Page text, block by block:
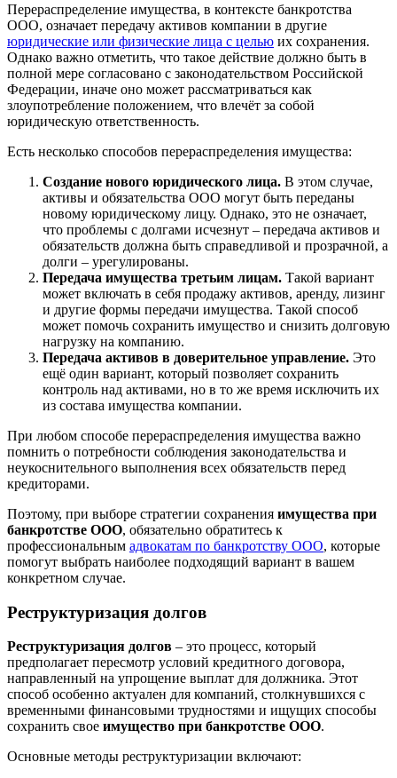
Перераспределение имущества, в контексте банкротства
ООО, означает передачу активов компании в другие
юридические или физические лица с целью их сохранения.
Однако важно отметить, что такое действие должно быть в
полной мере согласовано с законодательством Российской
Федерации, иначе оно может рассматриваться как
злоупотребление положением, что влечёт за собой
юридическую ответственность.
Есть несколько способов перераспределения имущества:
Создание нового юридического лица. В этом случае,
активы и обязательства ООО могут быть переданы
новому юридическому лицу. Однако, это не означает,
что проблемы с долгами исчезнут – передача активов и
обязательств должна быть справедливой и прозрачной, а
долги – урегулированы.
Передача имущества третьим лицам. Такой вариант
может включать в себя продажу активов, аренду, лизинг
и другие формы передачи имущества. Такой способ
может помочь сохранить имущество и снизить долговую
нагрузку на компанию.
Передача активов в доверительное управление. Это
ещё один вариант, который позволяет сохранить
контроль над активами, но в то же время исключить их
из состава имущества компании.
При любом способе перераспределения имущества важно
помнить о потребности соблюдения законодательства и
неукоснительного выполнения всех обязательств перед
кредиторами.
Поэтому, при выборе стратегии сохранения имущества при
банкротстве ООО, обязательно обратитесь к
профессиональным адвокатам по банкротству ООО, которые
помогут выбрать наиболее подходящий вариант в вашем
конкретном случае.
Реструктуризация долгов
Реструктуризация долгов – это процесс, который
предполагает пересмотр условий кредитного договора,
направленный на упрощение выплат для должника. Этот
способ особенно актуален для компаний, столкнувшихся с
временными финансовыми трудностями и ищущих способы
сохранить свое имущество при банкротстве ООО.
Основные методы реструктуризации включают: